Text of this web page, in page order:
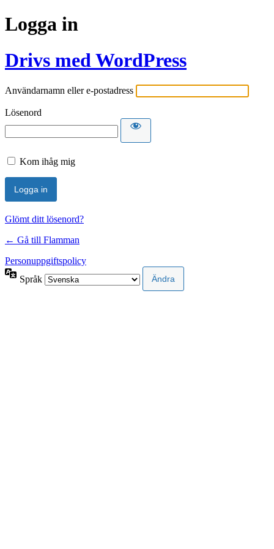
Logga in
Drivs med WordPress
Användarnamn eller e-postadress
Lösenord
Kom ihåg mig
Glömt ditt lösenord?
← Gå till Flamman
Personuppgiftspolicy
Språk